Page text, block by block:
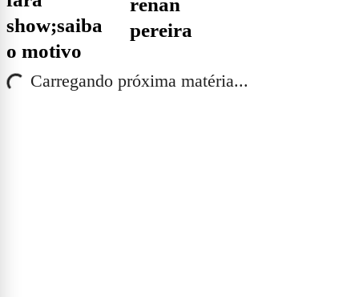
show;saiba
o motivo
pereira
Carregando próxima matéria...